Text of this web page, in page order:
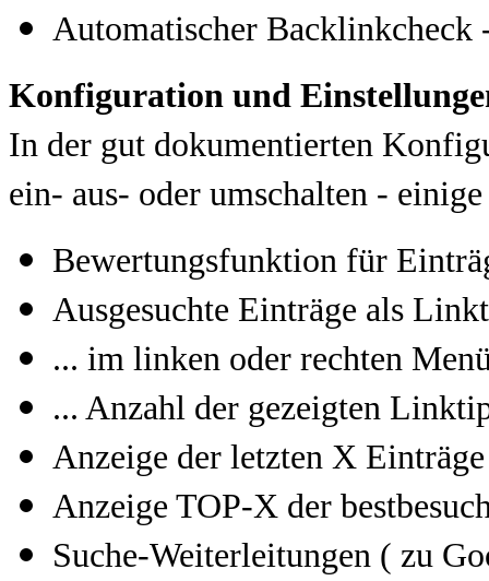
Automatischer Backlinkcheck
Konfiguration und
In der gut dokumentierten
ein- aus- oder umschalten -
Bewertungsfunktion für
Ausgesuchte Einträge als
... im linken oder rechten
... Anzahl der gezeigten
Anzeige der letzten X
Anzeige TOP-X der
Suche-Weiterleitungen ( zu